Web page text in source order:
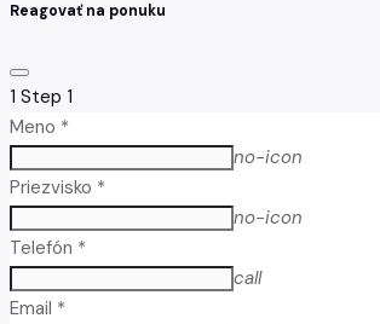
Reagovať na ponuku
1 Step 1
Meno *
no-icon
Priezvisko *
no-icon
Telefón *
call
Email *